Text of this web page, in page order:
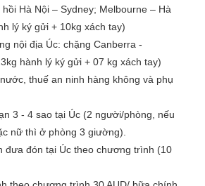
Hà Nội – Sydney; Melbourne – Hà
lý ký gửi + 10kg xách tay)
nội địa Úc: chặng Canberra -
hành lý ký gửi + 07 kg xách tay)
thuế an ninh hàng không và phụ
3 - 4 sao tại Úc (2 người/phòng, nếu
nữ thì ở phòng 3 giường).
đưa đón tại Úc theo chương trình (10